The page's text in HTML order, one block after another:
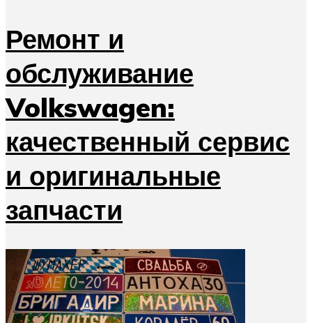
Ремонт и
обслуживание
Volkswagen:
качественный сервис
и оригинальные
запчасти